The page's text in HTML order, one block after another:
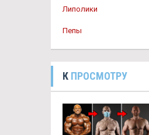
Липолики
Пепы
К ПРОСМОТРУ